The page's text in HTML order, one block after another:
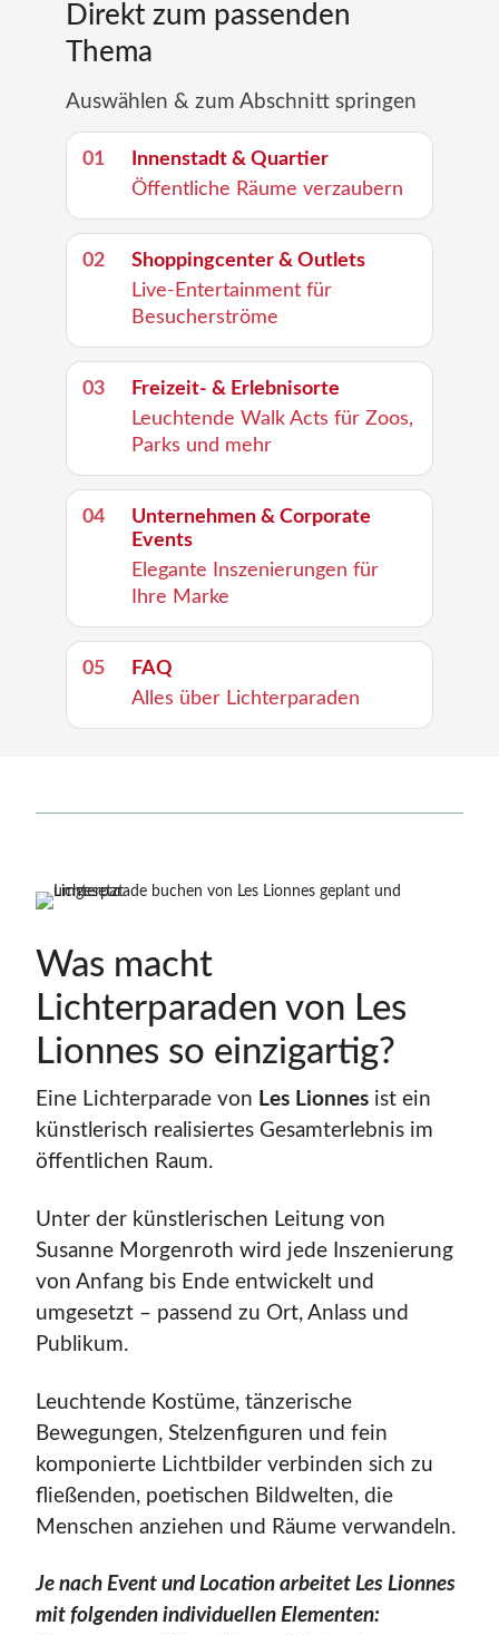
Direkt zum passenden
Thema
Auswählen & zum Abschnitt springen
01
Innenstadt & Quartier
Öffentliche Räume verzaubern
02
Shoppingcenter & Outlets
Live-Entertainment für
Besucherströme
03
Freizeit- & Erlebnisorte
Leuchtende Walk Acts für Zoos,
Parks und mehr
04
Unternehmen & Corporate
Events
Elegante Inszenierungen für
Ihre Marke
05
FAQ
Alles über Lichterparaden
Was macht
Lichterparaden von Les
Lionnes so einzigartig?
Eine Lichterparade von Les Lionnes ist ein
künstlerisch realisiertes Gesamterlebnis im
öffentlichen Raum.
Unter der künstlerischen Leitung von
Susanne Morgenroth wird jede Inszenierung
von Anfang bis Ende entwickelt und
umgesetzt – passend zu Ort, Anlass und
Publikum.
Leuchtende Kostüme, tänzerische
Bewegungen, Stelzenfiguren und fein
komponierte Lichtbilder verbinden sich zu
fließenden, poetischen Bildwelten, die
Menschen anziehen und Räume verwandeln.
Je nach Event und Location arbeitet Les Lionnes
mit folgenden individuellen Elementen: